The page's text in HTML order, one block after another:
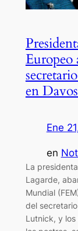
Europeo
en
Ene
en
La
Lagarde,
Mundial
del
Lutnick, y